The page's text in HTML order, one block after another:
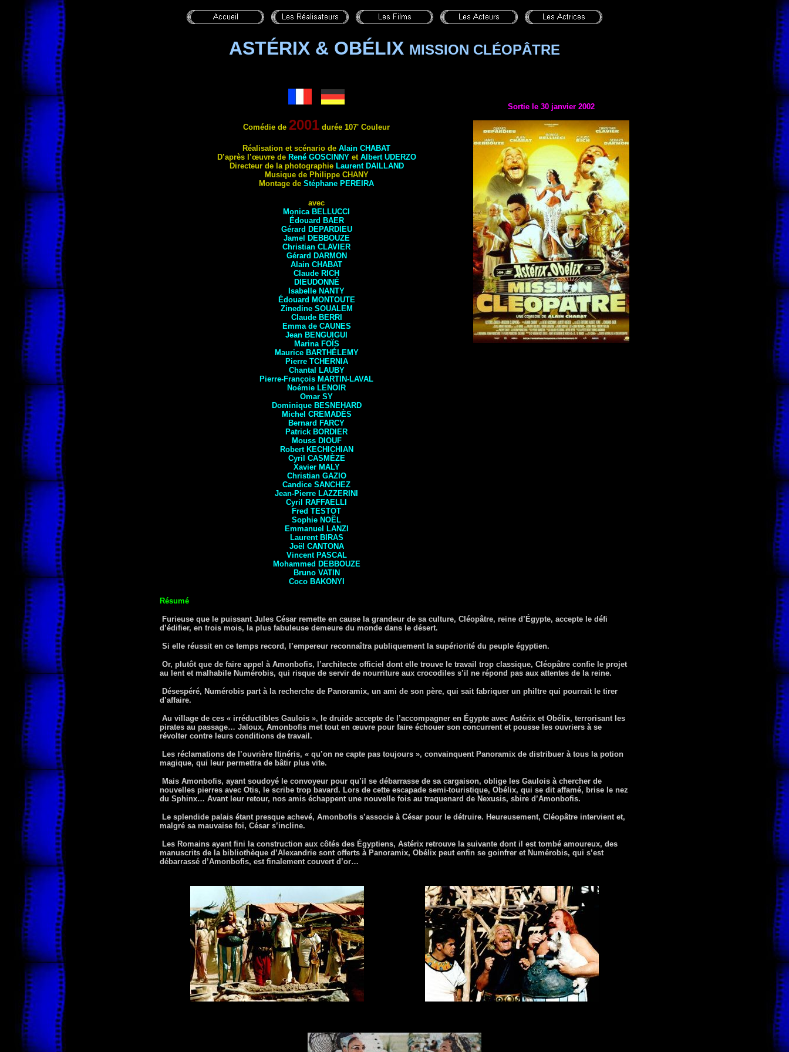
ASTÉRIX & OBÉLIX MISSION CLÉOPÂTRE
Comédie de 2001 durée 107' Couleur
Réalisation et scénario de Alain CHABAT
D’après l’œuvre de René GOSCINNYet Albert UDERZO
Directeur de la photographie Laurent DAILLAND
Musique de Philippe CHANY
Montage de Stéphane PEREIRA
avec
Monica BELLUCCI
Édouard BAER
Gérard DEPARDIEU
Jamel DEBBOUZE
Christian CLAVIER
Gérard DARMON
Alain CHABAT
Claude RICH
DIEUDONNÉ
Isabelle NANTY
Édouard MONTOUTE
Zinedine SOUALEM
Claude BERRI
Emma de CAUNES
Jean BENGUIGUI
Marina FOÏS
Maurice BARTHÉLEMY
Pierre TCHERNIA
Chantal LAUBY
Pierre-François MARTIN-LAVAL
Noémie LENOIR
Omar SY
Dominique BESNEHARD
Michel CREMADÈS
Bernard FARCY
Patrick BORDIER
Mouss DIOUF
Robert KECHICHIAN
Cyril CASMÈZE
Xavier MALY
Christian GAZIO
Candice SANCHEZ
Jean-Pierre LAZZERINI
Cyril
RAFFAELLI
Fred TESTOT
Sophie NOËL
Emmanuel
LANZI
Laurent BIRAS
Joël CANTONA
Vincent PASCAL
Mohammed DEBBOUZE
Bruno VATIN
Coco BAKONYI
Sortie le 30 janvier 2002
Résumé
Furieuse que le puissant Jules César remette en cause la grandeur de sa culture, Cléopâtre, reine d’Égypte, accepte le défi
d’édifier, en trois mois, la plus fabuleuse demeure du monde dans le désert.
Si elle réussit en ce temps record, l’empereur reconnaîtra publiquement la supériorité du peuple égyptien.
Or, plutôt que de faire appel à Amonbofis, l’architecte officiel dont elle trouve le travail trop classique, Cléopâtre confie le projet
au lent et malhabile Numérobis, qui risque de servir de nourriture aux crocodiles s’il ne répond pas aux attentes de la reine.
Désespéré, Numérobis part à la recherche de Panoramix, un ami de son père, qui sait fabriquer un philtre qui pourrait le tirer
d’affaire.
Au village de ces « irréductibles Gaulois », le druide accepte de l’accompagner en Égypte avec Astérix et Obélix, terrorisant les
pirates au passage… Jaloux, Amonbofis met tout en œuvre pour faire échouer son concurrent et pousse les ouvriers à se
révolter contre leurs conditions de travail.
Les réclamations de l’ouvrière Itinéris, « qu’on ne capte pas toujours », convainquent Panoramix de distribuer à tous la potion
magique, qui leur permettra de bâtir plus vite.
Mais Amonbofis, ayant soudoyé le convoyeur pour qu’il se débarrasse de sa cargaison, oblige les Gaulois à chercher de
nouvelles pierres avec Otis, le scribe trop bavard. Lors de cette escapade semi-touristique, Obélix, qui se dit affamé, brise le nez
du Sphinx… Avant leur retour, nos amis échappent une nouvelle fois au traquenard de Nexusis, sbire d’Amonbofis.
Le splendide palais étant presque achevé, Amonbofis s’associe à César pour le détruire. Heureusement, Cléopâtre intervient et,
malgré sa mauvaise foi, César s’incline.
Les Romains ayant fini la construction aux côtés des Égyptiens, Astérix retrouve la suivante dont il est tombé amoureux, des
manuscrits de la bibliothèque d’Alexandrie sont offerts à Panoramix, Obélix peut enfin se goinfrer et Numérobis, qui s’est
débarrassé d’Amonbofis, est finalement couvert d’or…